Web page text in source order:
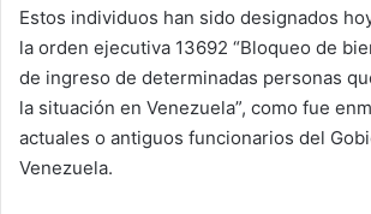
Estos individuos han sido designados
la orden ejecutiva 13692 “Bloqueo de
de ingreso de determinadas personas
la situación en Venezuela”, como fue
actuales o antiguos funcionarios del
Venezuela.